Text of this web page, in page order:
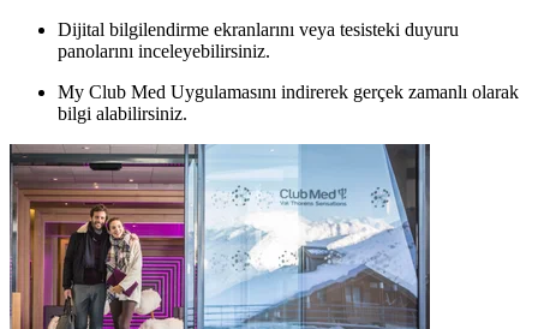
Dijital bilgilendirme ekranlarını veya tesisteki duyuru
panolarını inceleyebilirsiniz.
My Club Med Uygulamasını indirerek gerçek zamanlı olarak
bilgi alabilirsiniz.